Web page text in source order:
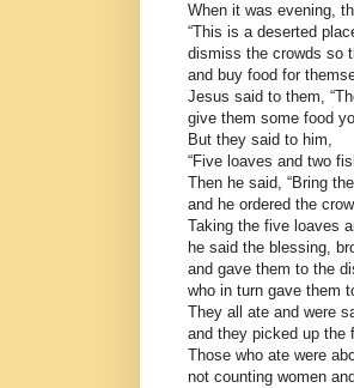
When it was evening,
“This is a deserted
dismiss the crowds so
and buy food for
Jesus said to them,
give them some food
But they said to him,
“Five loaves and two
Then he said, “Bring
and he ordered the
Taking the five loaves
he said the blessing,
and gave them to the
who in turn gave them
They all ate and were
and they picked up the
Those who ate were
not counting women